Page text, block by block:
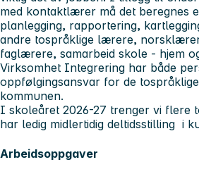
med kontaktlærer må det beregnes
planlegging, rapportering,
andre tospråklige lærere,
faglærere, samarbeid skole - hjem
Virksomhet Integrering har både
oppfølgingsansvar for de
kommunen.
I skoleåret 2026-27 trenger vi flere
har ledig midlertidig deltidsstilling i
Arbeidsoppgaver